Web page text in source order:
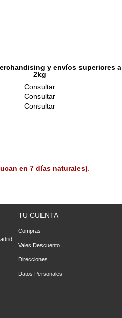
y envíos superiores a
2kg
Consultar
Consultar
Consultar
en 7 días naturales)
TU CUENTA
Compras
Vales Descuento
Direcciones
Datos Personales